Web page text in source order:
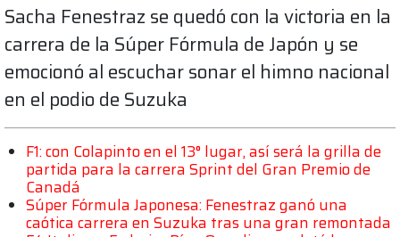
Sacha Fenestraz se quedó con la victoria en la
carrera de la Súper Fórmula de Japón y se
emocionó al escuchar sonar el himno nacional
en el podio de Suzuka
F1: con Colapinto en el 13° lugar, así será la grilla de
partida para la carrera Sprint del Gran Premio de
Canadá
Súper Fórmula Japonesa: Fenestraz ganó una
caótica carrera en Suzuka tras una gran remontada